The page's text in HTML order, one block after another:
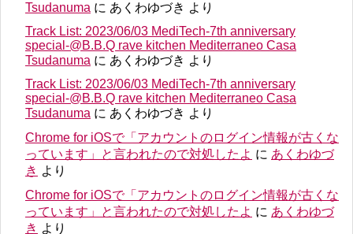
Tsudanuma に あくわゆづき より
Track List: 2023/06/03 MediTech-7th anniversary
special-@B.B.Q rave kitchen Mediterraneo Casa
Tsudanuma に あくわゆづき より
Track List: 2023/06/03 MediTech-7th anniversary
special-@B.B.Q rave kitchen Mediterraneo Casa
Tsudanuma に あくわゆづき より
Chrome for iOSで「アカウントのログイン情報が古くな
っています」と言われたので対処したよ に あくわゆづ
き より
Chrome for iOSで「アカウントのログイン情報が古くな
っています」と言われたので対処したよ に あくわゆづ
き より